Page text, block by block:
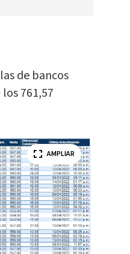
de bancos
761,57
AMPLIAR